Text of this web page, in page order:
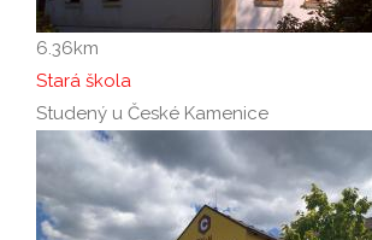
6.36km
Stará škola
Studený u České Kamenice